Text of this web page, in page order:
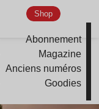
Shop
Abonnement
Magazine
Anciens numéros
Goodies